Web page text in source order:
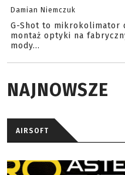
Damian Niemczuk
G-Shot to mikrokolimator
montaż optyki na
mody...
NAJNOWSZE
AIRSOFT